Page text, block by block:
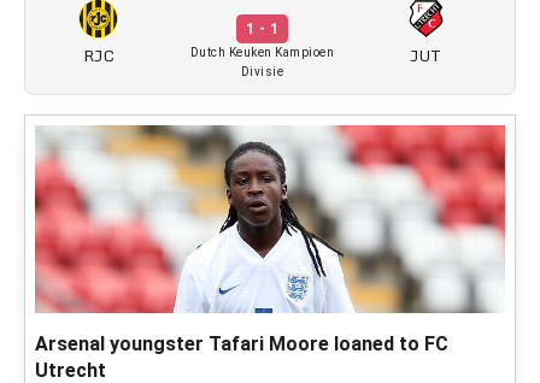
RJC
1 - 1
Dutch Keuken Kampioen
Divisie
JUT
Arsenal youngster Tafari Moore loaned to FC
Utrecht